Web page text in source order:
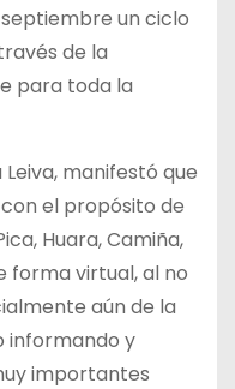
un ciclo
de la
para toda la
manifestó que
el propósito de
Huara, Camiña,
forma virtual, al no
aún de la
informando y
importantes